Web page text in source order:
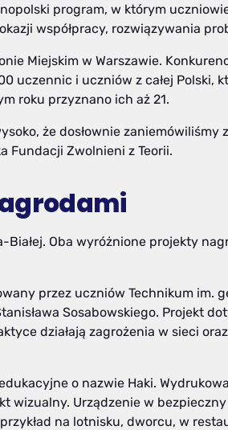
program, w którym
współpracy, rozwiązywania
Miejskim w Warszawie.
uczennic i uczniów z całej Polski,
roku przyznano ich aż 21.
że dosłownie zaniemówiliśmy
Fundacji Zwolnieni z Teorii.
Białej. Oba wyróżnione projekty
przez uczniów Technikum im.
Sosabowskiego. Projekt
działają zagrożenia w sieci
o nazwie Haki.
wizualny. Urządzenie w
na lotnisku, dworcu, w